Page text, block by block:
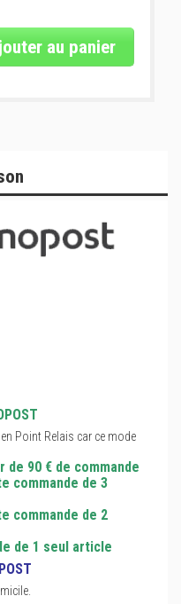
au panier
Point Relais car ce mode
de 90 € de commande
commande de 3
commande de 2
de 1 seul article